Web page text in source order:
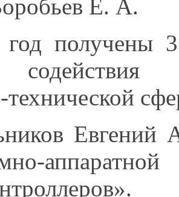
Е. А.
получены
Евгений